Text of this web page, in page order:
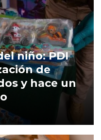
niño: PDI
de
y hace un